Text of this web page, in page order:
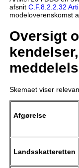
afsnit C.F.8.2.2.32
modeloverenskomst
Oversigt
Skemaet viser
Afgørelse
Landsskatteretten